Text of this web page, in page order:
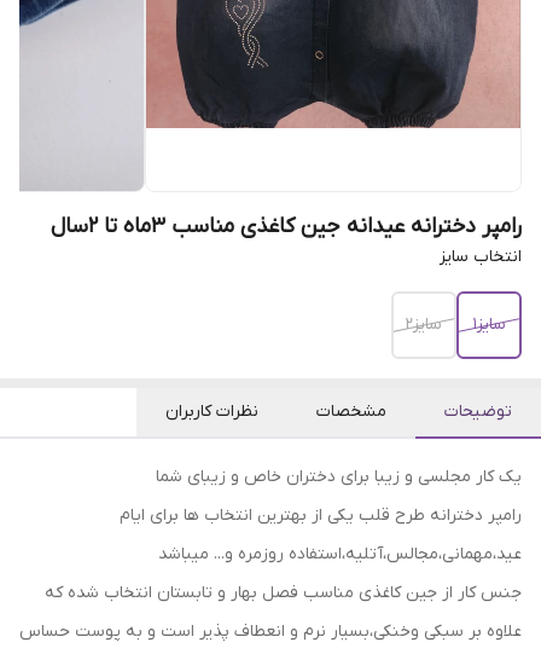
رامپر دخترانه عیدانه جین کاغذی مناسب 3ماه تا 2سال
انتخاب سایز
سایز1 سایز2
توضیحات مشخصات نظرات کاربران
یک کار مجلسی و زیبا برای دختران خاص و زیبای شما
رامپر دخترانه طرح قلب یکی از بهترین انتخاب ها برای ایام
عید،مهمانی،مجالس،آتلیه،استفاده روزمره و... میباشد
جنس کار از جین کاغذی مناسب فصل بهار و تابستان انتخاب شده که
علاوه بر سبکی و‌خنکی،بسیار نرم و انعطاف پذیر است و به پوست حساس